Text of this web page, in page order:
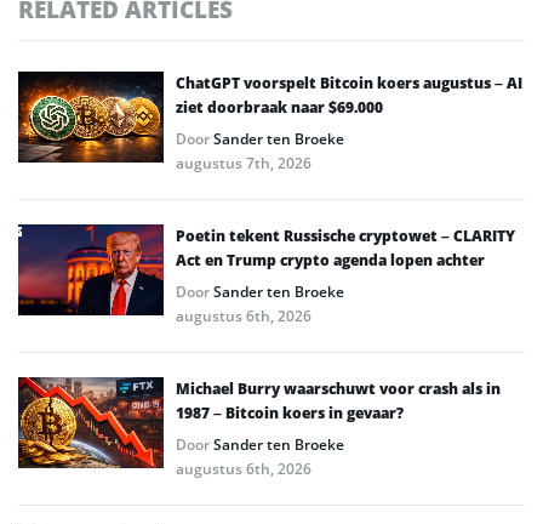
RELATED ARTICLES
ChatGPT voorspelt Bitcoin koers augustus – AI
ziet doorbraak naar $69.000
DoorSander ten Broeke
augustus 7th, 2026
Poetin tekent Russische cryptowet – CLARITY
Act en Trump crypto agenda lopen achter
DoorSander ten Broeke
augustus 6th, 2026
Michael Burry waarschuwt voor crash als in
1987 – Bitcoin koers in gevaar?
DoorSander ten Broeke
augustus 6th, 2026